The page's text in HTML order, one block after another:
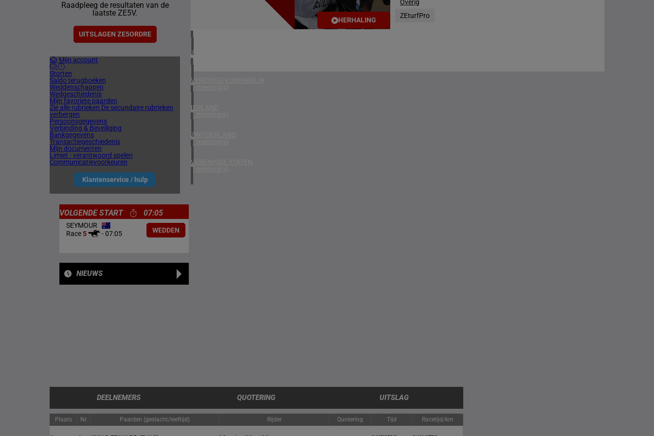
Raadpleeg de resultaten van de
laatste ZE5V.
UITSLAGEN ZE5ORDRE
Mijn account
Storten
Saldo terugboeken
Weddenschappen
Wedgeschiedenis
Mijn favoriete paarden
Zie alle rubrieken De secundaire rubrieken
verbergen
Persoonsgegevens
Verbinding & Beveiliging
Bankgegevens
Transactiegeschiedenis
Mijn documenten
Limiet - verantwoord spelen
Communicatievoorkeuren
Klantenservice / hulp
VERENIGDE ARABISCHE EMIRATEN
1 meeting(s)
ZUID-AFRIKA
2 meeting(s)
VERENIGD KONINKRIJK
5 meeting(s)
IERLAND
1 meeting(s)
ZWITSERLAND
1 meeting(s)
VERENIGDE STATEN
4 meeting(s)
HERHALING
Overig
ZEturfPro
VOLGENDE START 07:05
SEYMOUR
Race5 -07:05 WEDDEN
NIEUWS
DEELNEMERS QUOTERING UITSLAG
Plaats Nr. Paarden (geslacht/leeftijd) Rijder Quotering Tijd Racetijd/km